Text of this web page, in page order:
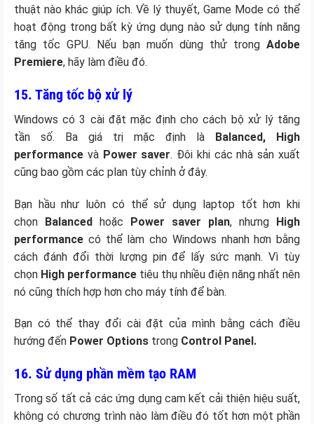
thuật nào khác giúp ích. Về lý thuyết, Game Mode có thể
hoạt động trong bất kỳ ứng dụng nào sử dụng tính năng
tăng tốc GPU. Nếu bạn muốn dùng thử trong Adobe
Premiere, hãy làm điều đó.
15. Tăng tốc bộ xử lý
Windows có 3 cài đặt mặc định cho cách bộ xử lý tăng
tần số. Ba giá trị mặc định là Balanced, High
performance và Power saver. Đôi khi các nhà sản xuất
cũng bao gồm các plan tùy chỉnh ở đây.
Bạn hầu như luôn có thể sử dụng laptop tốt hơn khi
chọn Balanced hoặc Power saver plan, nhưng High
performance có thể làm cho Windows nhanh hơn bằng
cách đánh đổi thời lượng pin để lấy sức mạnh. Vì tùy
chọn High performance tiêu thụ nhiều điện năng nhất nên
nó cũng thích hợp hơn cho máy tính để bàn.
Bạn có thể thay đổi cài đặt của mình bằng cách điều
hướng đến Power Options trong Control Panel.
16. Sử dụng phần mềm tạo RAM
Trong số tất cả các ứng dụng cam kết cải thiện hiệu suất,
không có chương trình nào làm điều đó tốt hơn một phần